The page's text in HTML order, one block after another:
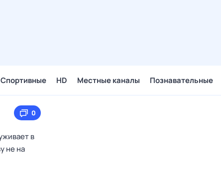
Спортивные HD Местные каналы Познавательные
0
в
не на